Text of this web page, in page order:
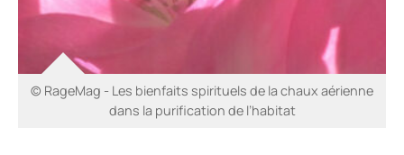
© RageMag - Les bienfaits spirituels de la chaux aérienne
dans la purification de l’habitat